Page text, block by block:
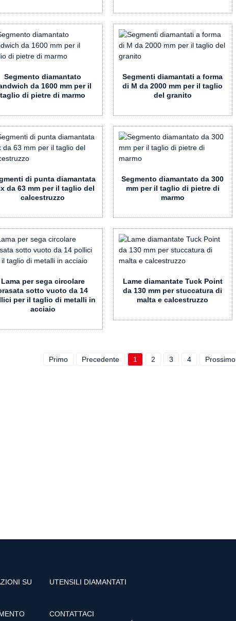
Segmento diamantato
da 1600 mm per il
taglio di pietre di marmo
Segmenti diamantati a forma
di M da 2000 mm per il taglio
del granito
di punta diamantata
da 63 mm per il taglio del
calcestruzzo
Segmento diamantato da 300
mm per il taglio di pietre di
marmo
Lama per sega circolare
sotto vuoto da 14
per il taglio di metalli in
acciaio
Lame diamantate Tuck Point
da 130 mm per stuccatura di
malta e calcestruzzo
Primo Precedente 1 2 3 4 Prossimo
SU
UTENSILI DIAMANTATI
CONTATTACI